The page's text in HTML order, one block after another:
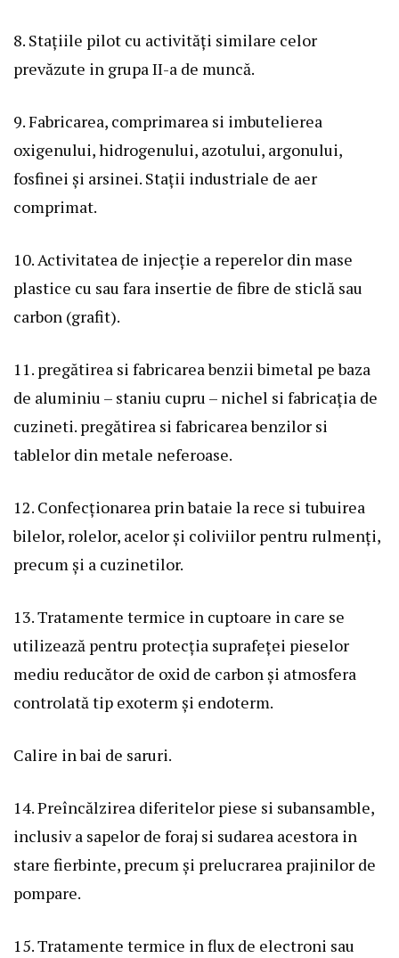
8. Stațiile pilot cu activități similare celor
prevăzute in grupa II-a de muncă.
9. Fabricarea, comprimarea si imbutelierea
oxigenului, hidrogenului, azotului, argonului,
fosfinei și arsinei. Stații industriale de aer
comprimat.
10. Activitatea de injecție a reperelor din mase
plastice cu sau fara insertie de fibre de sticlă sau
carbon (grafit).
11. pregătirea si fabricarea benzii bimetal pe baza
de aluminiu – staniu cupru – nichel si fabricația de
cuzineti. pregătirea si fabricarea benzilor si
tablelor din metale neferoase.
12. Confecționarea prin bataie la rece si tubuirea
bilelor, rolelor, acelor și coliviilor pentru rulmenți,
precum și a cuzinetilor.
13. Tratamente termice in cuptoare in care se
utilizează pentru protecția suprafeței pieselor
mediu reducător de oxid de carbon și atmosfera
controlată tip exoterm și endoterm.
Calire in bai de saruri.
14. Preîncălzirea diferitelor piese si subansamble,
inclusiv a sapelor de foraj si sudarea acestora in
stare fierbinte, precum și prelucrarea prajinilor de
pompare.
15. Tratamente termice in flux de electroni sau